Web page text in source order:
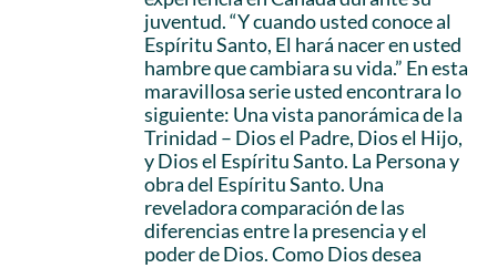
juventud. “Y cuando usted conoce al
Espíritu Santo, El hará nacer en usted
hambre que cambiara su vida.” En esta
maravillosa serie usted encontrara lo
siguiente: Una vista panorámica de la
Trinidad – Dios el Padre, Dios el Hijo,
y Dios el Espíritu Santo. La Persona y
obra del Espíritu Santo. Una
reveladora comparación de las
diferencias entre la presencia y el
poder de Dios. Como Dios desea